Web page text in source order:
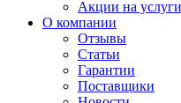
Акции на услуги
О компании
Отзывы
Статьи
Гарантии
Поставщики